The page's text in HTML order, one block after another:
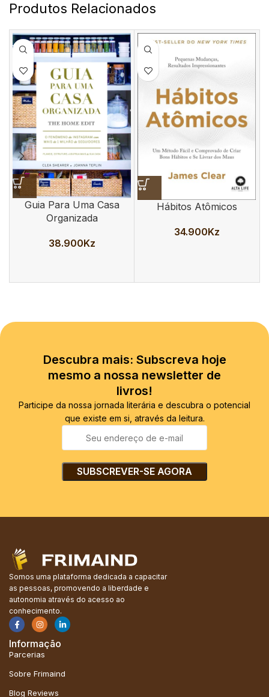
Produtos Relacionados
Guia Para Uma Casa
Organizada
38.900Kz
Hábitos Atômicos
34.900Kz
Descubra mais: Subscreva hoje
mesmo a nossa newsletter de
livros!
Participe da nossa jornada literária e descubra o potencial
que existe em si, através da leitura.
Somos uma plataforma dedicada a capacitar
as pessoas, promovendo a liberdade e
autonomia através do acesso ao
conhecimento.
Informação
Parcerias
Sobre Frimaind
Blog Reviews